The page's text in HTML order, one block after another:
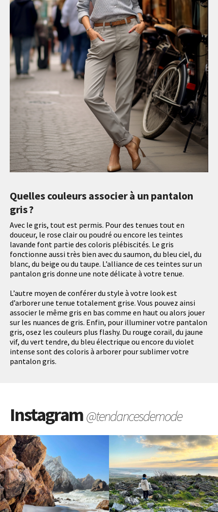
Quelles couleurs associer à un pantalon
gris ?
Avec le gris, tout est permis. Pour des tenues tout en
douceur, le rose clair ou poudré ou encore les teintes
lavande font partie des coloris plébiscités. Le gris
fonctionne aussi très bien avec du saumon, du bleu ciel, du
blanc, du beige ou du taupe. L’alliance de ces teintes sur un
pantalon gris donne une note délicate à votre tenue.
L’autre moyen de conférer du style à votre look est
d’arborer une tenue totalement grise. Vous pouvez ainsi
associer le même gris en bas comme en haut ou alors jouer
sur les nuances de gris. Enfin, pour illuminer votre pantalon
gris, osez les couleurs plus flashy. Du rouge corail, du jaune
vif, du vert tendre, du bleu électrique ou encore du violet
intense sont des coloris à arborer pour sublimer votre
pantalon gris.
Instagram@tendancesdemode